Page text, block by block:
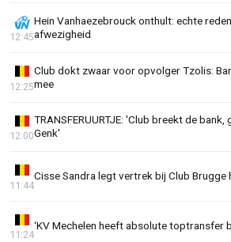
Hein Vanhaezebrouck onthult: echte
afwezigheid
12:45
Club dokt zwaar voor opvolger Tzolis:
mee
12:25
TRANSFERUURTJE: 'Club breekt de bank,
Genk'
12:00
Cisse Sandra legt vertrek bij Club Brugge
11:44
‘KV Mechelen heeft absolute toptransfer
11:24